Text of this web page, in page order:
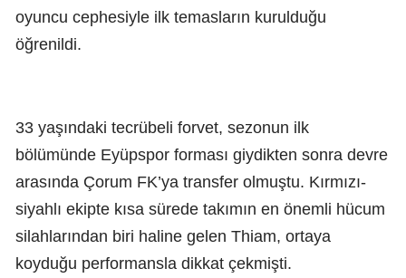
oyuncu cephesiyle ilk temasların kurulduğu
öğrenildi.
33 yaşındaki tecrübeli forvet, sezonun ilk
bölümünde Eyüpspor forması giydikten sonra devre
arasında Çorum FK’ya transfer olmuştu. Kırmızı-
siyahlı ekipte kısa sürede takımın en önemli hücum
silahlarından biri haline gelen Thiam, ortaya
koyduğu performansla dikkat çekmişti.